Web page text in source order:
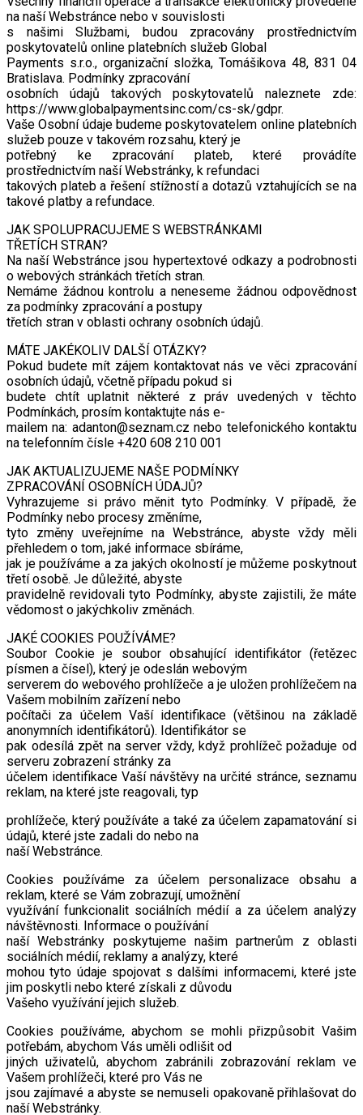
na naší Webstránce nebo v souvislosti
s našimi Službami, budou zpracovány prostřednictvím
poskytovatelů online platebních služeb Global
Payments s.r.o., organizační složka, Tomášikova 48, 831 04
Bratislava. Podmínky zpracování
osobních údajů takových poskytovatelů naleznete zde:
https://www.globalpaymentsinc.com/cs-sk/gdpr.
Vaše Osobní údaje budeme poskytovatelem online platebních
služeb pouze v takovém rozsahu, který je
potřebný ke zpracování plateb, které provádíte
prostřednictvím naší Webstránky, k refundaci
takových plateb a řešení stížností a dotazů vztahujících se na
takové platby a refundace.
JAK SPOLUPRACUJEME S WEBSTRÁNKAMI
TŘETÍCH STRAN?
Na naší Webstránce jsou hypertextové odkazy a podrobnosti
o webových stránkách třetích stran.
Nemáme žádnou kontrolu a neneseme žádnou odpovědnost
za podmínky zpracování a postupy
třetích stran v oblasti ochrany osobních údajů.
MÁTE JAKÉKOLIV DALŠÍ OTÁZKY?
Pokud budete mít zájem kontaktovat nás ve věci zpracování
osobních údajů, včetně případu pokud si
budete chtít uplatnit některé z práv uvedených v těchto
Podmínkách, prosím kontaktujte nás e-
mailem na: adanton@seznam.cz nebo telefonického kontaktu
na telefonním čísle +420 608 210 001
JAK AKTUALIZUJEME NAŠE PODMÍNKY
ZPRACOVÁNÍ OSOBNÍCH ÚDAJŮ?
Vyhrazujeme si právo měnit tyto Podmínky. V případě, že
Podmínky nebo procesy změníme,
tyto změny uveřejníme na Webstránce, abyste vždy měli
přehledem o tom, jaké informace sbíráme,
jak je používáme a za jakých okolností je můžeme poskytnout
třetí osobě. Je důležité, abyste
pravidelně revidovali tyto Podmínky, abyste zajistili, že máte
vědomost o jakýchkoliv změnách.
JAKÉ COOKIES POUŽÍVÁME?
Soubor Cookie je soubor obsahující identifikátor (řetězec
písmen a čísel), který je odeslán webovým
serverem do webového prohlížeče a je uložen prohlížečem na
Vašem mobilním zařízení nebo
počítači za účelem Vaší identifikace (většinou na základě
anonymních identifikátorů). Identifikátor se
pak odesílá zpět na server vždy, když prohlížeč požaduje od
serveru zobrazení stránky za
účelem identifikace Vaší návštěvy na určité stránce, seznamu
reklam, na které jste reagovali, typ
prohlížeče, který používáte a také za účelem zapamatování si
údajů, které jste zadali do nebo na
naší Webstránce.
Cookies používáme za účelem personalizace obsahu a
reklam, které se Vám zobrazují, umožnění
využívání funkcionalit sociálních médií a za účelem analýzy
návštěvnosti. Informace o používání
naší Webstránky poskytujeme našim partnerům z oblasti
sociálních médií, reklamy a analýzy, které
mohou tyto údaje spojovat s dalšími informacemi, které jste
jim poskytli nebo které získali z důvodu
Vašeho využívání jejich služeb.
Cookies používáme, abychom se mohli přizpůsobit Vašim
potřebám, abychom Vás uměli odlišit od
jiných uživatelů, abychom zabránili zobrazování reklam ve
Vašem prohlížeči, které pro Vás ne
jsou zajímavé a abyste se nemuseli opakovaně přihlašovat do
naší Webstránky.